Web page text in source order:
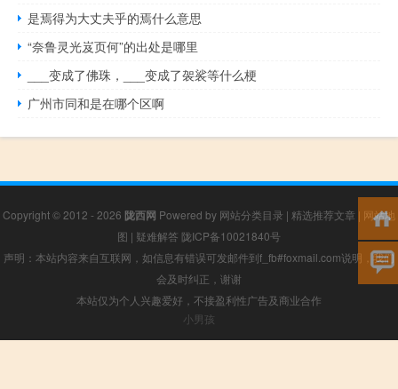
是焉得为大丈夫乎的焉什么意思
“奈鲁灵光岌页何”的出处是哪里
___变成了佛珠，___变成了袈裟等什么梗
广州市同和是在哪个区啊
Copyright © 2012 - 2026 陇西网 Powered by 网站分类目录 | 精选推荐文章 | 网站地
图 | 疑难解答 陇ICP备10021840号
声明：本站内容来自互联网，如信息有错误可发邮件到f_fb#foxmail.com说明，我们
会及时纠正，谢谢
本站仅为个人兴趣爱好，不接盈利性广告及商业合作
小男孩